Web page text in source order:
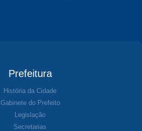
Prefeitura
História da Cidade
Gabinete do Prefeito
Legislação
Secretarias